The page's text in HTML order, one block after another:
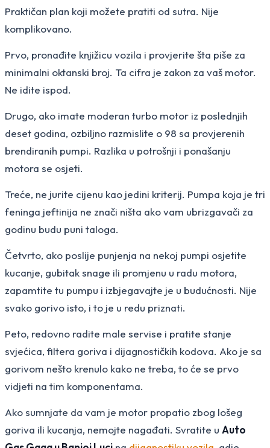
Praktičan plan koji možete pratiti od sutra. Nije
komplikovano.
Prvo, pronađite knjižicu vozila i provjerite šta piše za
minimalni oktanski broj. Ta cifra je zakon za vaš motor.
Ne idite ispod.
Drugo, ako imate moderan turbo motor iz poslednjih
deset godina, ozbiljno razmislite o 98 sa provjerenih
brendiranih pumpi. Razlika u potrošnji i ponašanju
motora se osjeti.
Treće, ne jurite cijenu kao jedini kriterij. Pumpa koja je tri
feninga jeftinija ne znači ništa ako vam ubrizgavači za
godinu budu puni taloga.
Četvrto, ako poslije punjenja na nekoj pumpi osjetite
kucanje, gubitak snage ili promjenu u radu motora,
zapamtite tu pumpu i izbjegavajte je u budućnosti. Nije
svako gorivo isto, i to je u redu priznati.
Peto, redovno radite male servise i pratite stanje
svjećica, filtera goriva i dijagnostičkih kodova. Ako je sa
gorivom nešto krenulo kako ne treba, to će se prvo
vidjeti na tim komponentama.
Ako sumnjate da vam je motor propatio zbog lošeg
goriva ili kucanja, nemojte nagađati. Svratite u Auto